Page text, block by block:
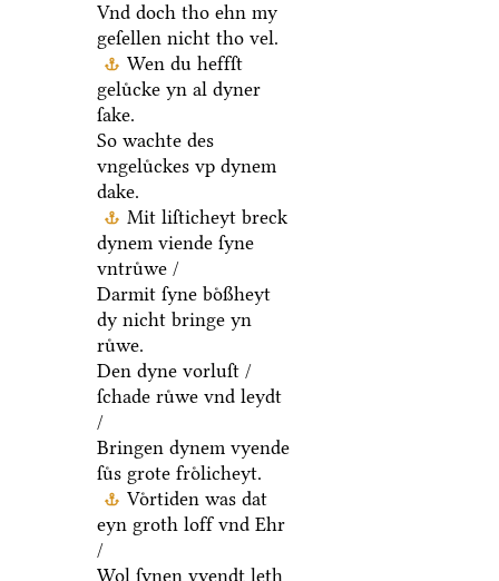
Vnd doch tho ehn my
geſellen nicht tho vel.
Wen du heffſt
geluͤcke yn al dyner
ſake.
So wachte des
vngeluͤckes vp dynem
dake.
Mit liſticheyt breck
dynem viende ſyne
vntruͤwe /
Darmit ſyne boͤßheyt
dy nicht bringe yn
ruͤwe.
Den dyne vorluſt /
ſchade ruͤwe vnd leydt
/
Bringen dynem vyende
ſuͤs grote froͤlicheyt.
Voͤrtiden was dat
eyn groth loff vnd Ehr
/
Wol ſynen vyendt leth